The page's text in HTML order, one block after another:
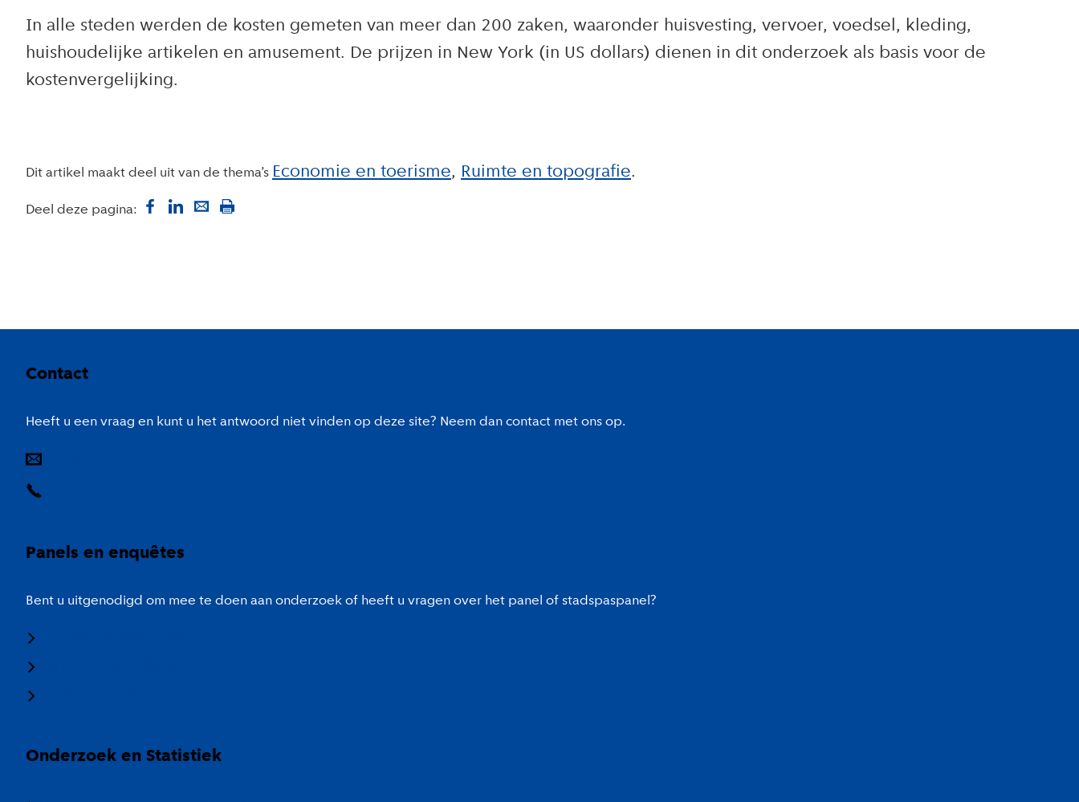
In alle steden werden de kosten gemeten van meer dan 200 zaken, waaronder huisvesting, vervoer, voedsel, kleding,
huishoudelijke artikelen en amusement. De prijzen in New York (in US dollars) dienen in dit onderzoek als basis voor de
kostenvergelijking.
Dit artikel maakt deel uit van de thema’s Economie en toerisme Ruimte en topografie
Deel deze pagina:
Contact
Heeft u een vraag en kunt u het antwoord niet vinden op deze site? Neem dan contact met ons op.
Panels en enquêtes
Bent u uitgenodigd om mee te doen aan onderzoek of heeft u vragen over het panel of stadspaspanel?
Onderzoek en Statistiek